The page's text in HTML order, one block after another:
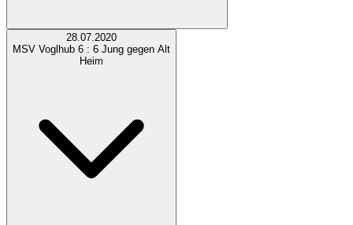
28.07.2020
MSV Voglhub 6 : 6 Jung gegen Alt
Heim